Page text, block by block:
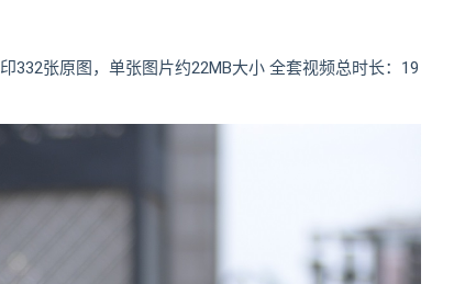
张原图，单张图片约22MB大小 全套视频总时长：19